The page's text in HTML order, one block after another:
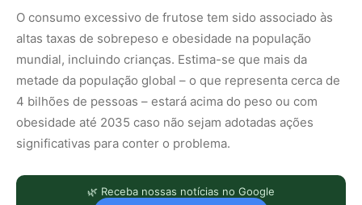
O consumo excessivo de frutose tem sido associado às
altas taxas de sobrepeso e obesidade na população
mundial, incluindo crianças. Estima-se que mais da
metade da população global – o que representa cerca de
4 bilhões de pessoas – estará acima do peso ou com
obesidade até 2035 caso não sejam adotadas ações
significativas para conter o problema.
🌿 Receba nossas notícias no Google